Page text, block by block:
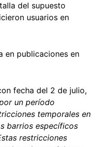
del supuesto
usuarios en
en publicaciones en
fecha del 2 de julio,
un período
temporales en
barrios específicos
restricciones